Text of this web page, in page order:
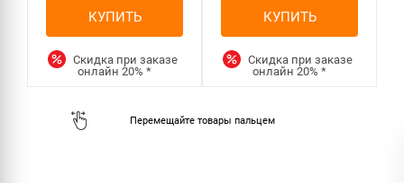
КУПИТЬ
Скидка при заказе
онлайн20%*
КУПИТЬ
Скидка при заказе
онлайн20%*